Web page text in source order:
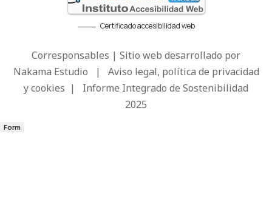
Certificado accesibilidad web
Corresponsables | Sitio web desarrollado por
Nakama Estudio | Aviso legal, política de privacidad
y cookies | Informe Integrado de Sostenibilidad
2025
Form